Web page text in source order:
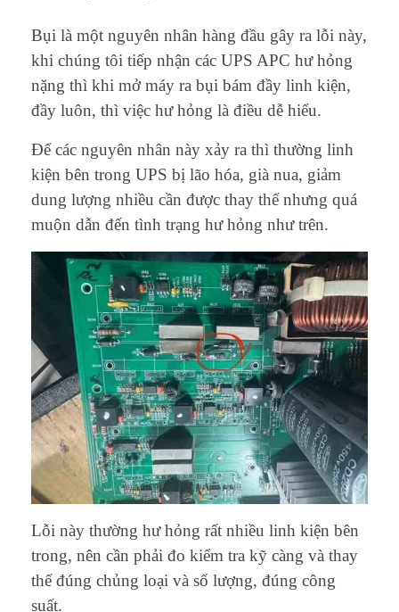
Bụi là một nguyên nhân hàng đầu gây ra lỗi này,
khi chúng tôi tiếp nhận các UPS APC hư hỏng
nặng thì khi mở máy ra bụi bám đầy linh kiện,
đầy luôn, thì việc hư hỏng là điều dễ hiểu.
Để các nguyên nhân này xảy ra thì thường linh
kiện bên trong UPS bị lão hóa, già nua, giảm
dung lượng nhiều cần được thay thế nhưng quá
muộn dẫn đến tình trạng hư hỏng như trên.
Lỗi này thường hư hỏng rất nhiều linh kiện bên
trong, nên cần phải đo kiểm tra kỹ càng và thay
thế đúng chủng loại và số lượng, đúng công
suất.